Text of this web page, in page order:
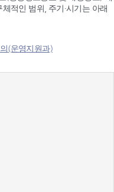
적인 범위, 주기·시기는 아래
(운영지원과)